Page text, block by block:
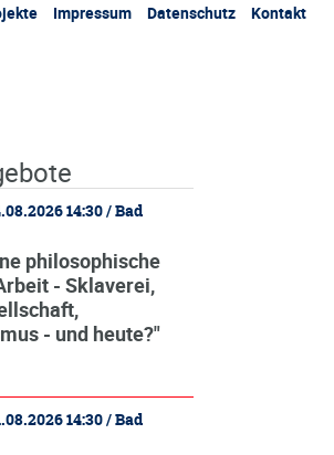
Impressum Datenschutz Kontakt
14:30 / Bad
philosophische
- Sklaverei,
- und heute?"
14:30 / Bad